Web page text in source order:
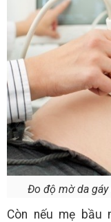
Đo độ mờ da
Còn nếu mẹ